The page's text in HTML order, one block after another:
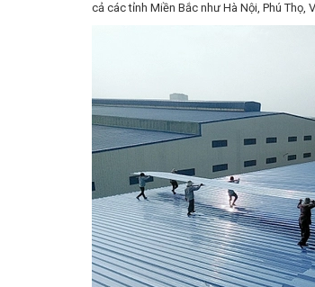
cả các tỉnh Miền Bắc như Hà Nội, Phú Thọ,